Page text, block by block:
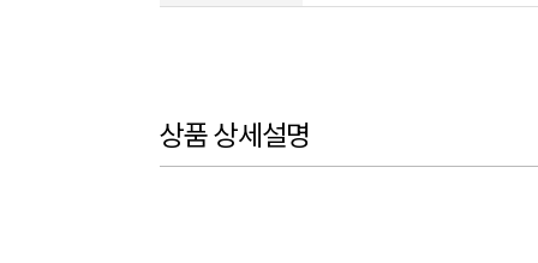
상품 상세설명